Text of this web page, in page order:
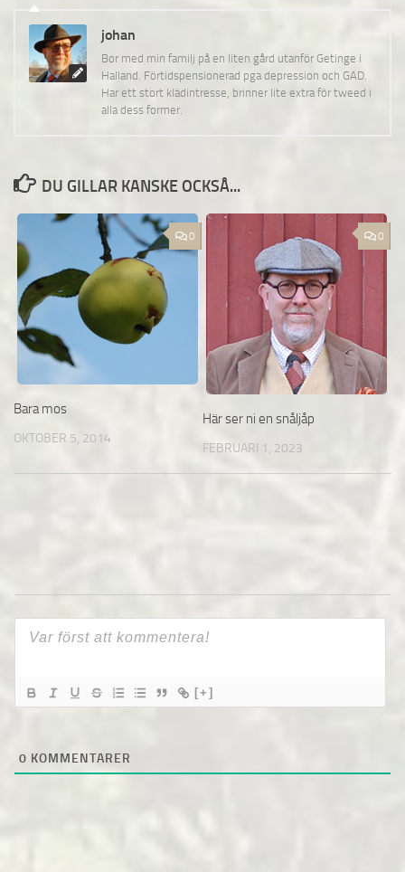
johan
Bor med min familj på en liten gård utanför Getinge i
Halland. Förtidspensionerad pga depression och GAD.
Har ett stort klädintresse, brinner lite extra för tweed i
alla dess former.
DU GILLAR KANSKE OCKSÅ...
0
Bara mos
OKTOBER 5, 2014
0
Här ser ni en snåljåp
FEBRUARI 1, 2023
[+]
0 KOMMENTARER